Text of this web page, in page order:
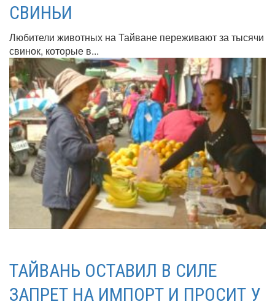
СВИНЬИ
Любители животных на Тайване переживают за тысячи
свинок, которые в...
ТАЙВАНЬ ОСТАВИЛ В СИЛЕ
ЗАПРЕТ НА ИМПОРТ И ПРОСИТ У